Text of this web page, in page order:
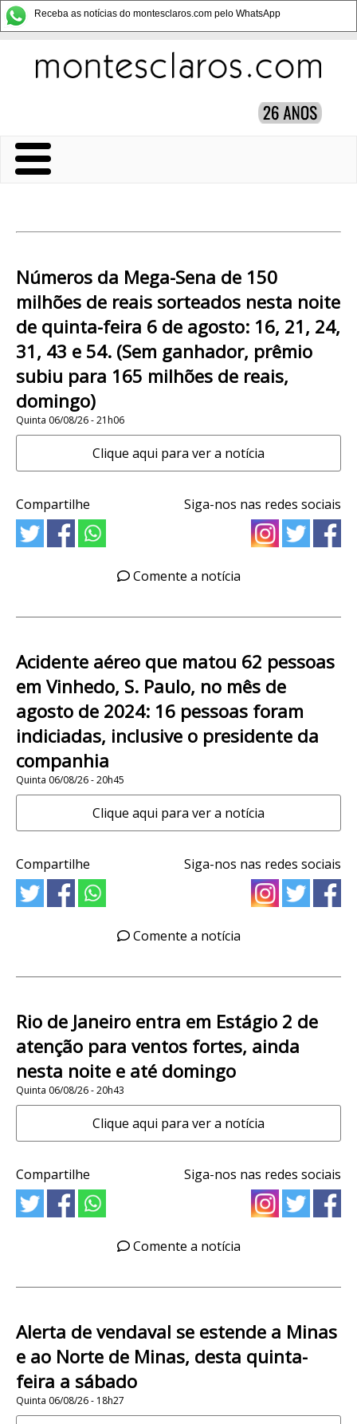
Receba as notícias do montesclaros.com pelo WhatsApp
Números da Mega-Sena de 150
milhões de reais sorteados nesta noite
de quinta-feira 6 de agosto: 16, 21, 24,
31, 43 e 54. (Sem ganhador, prêmio
subiu para 165 milhões de reais,
domingo)
Quinta 06/08/26 - 21h06
Clique aqui para ver a notícia
Compartilhe Siga-nos nas redes sociais
Comente a notícia
Acidente aéreo que matou 62 pessoas
em Vinhedo, S. Paulo, no mês de
agosto de 2024: 16 pessoas foram
indiciadas, inclusive o presidente da
companhia
Quinta 06/08/26 - 20h45
Clique aqui para ver a notícia
Compartilhe Siga-nos nas redes sociais
Comente a notícia
Rio de Janeiro entra em Estágio 2 de
atenção para ventos fortes, ainda
nesta noite e até domingo
Quinta 06/08/26 - 20h43
Clique aqui para ver a notícia
Compartilhe Siga-nos nas redes sociais
Comente a notícia
Alerta de vendaval se estende a Minas
e ao Norte de Minas, desta quinta-
feira a sábado
Quinta 06/08/26 - 18h27